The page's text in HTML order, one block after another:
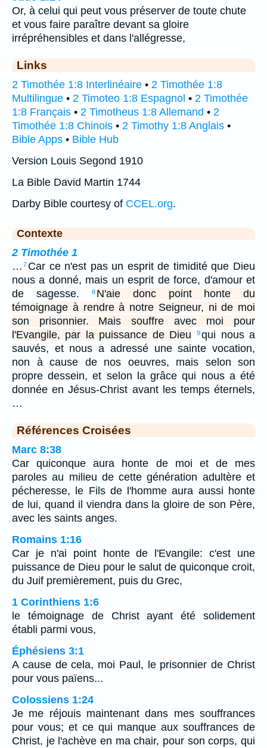
Or, à celui qui peut vous préserver de toute chute
et vous faire paraître devant sa gloire
irrépréhensibles et dans l'allégresse,
Links
2 Timothée 1:8 Interlinéaire • 2 Timothée 1:8
Multilingue • 2 Timoteo 1:8 Espagnol • 2 Timothée
1:8 Français • 2 Timotheus 1:8 Allemand • 2
Timothée 1:8 Chinois • 2 Timothy 1:8 Anglais •
Bible Apps • Bible Hub
Version Louis Segond 1910
La Bible David Martin 1744
Darby Bible courtesy of CCEL.org.
Contexte
2 Timothée 1
… 7 Car ce n'est pas un esprit de timidité que Dieu
nous a donné, mais un esprit de force, d'amour et
de sagesse.
8 N'aie donc point honte du
témoignage à rendre à notre Seigneur, ni de moi
son prisonnier. Mais souffre avec moi pour
l'Evangile, par la puissance de Dieu
9qui nous a
sauvés, et nous a adressé une sainte vocation,
non à cause de nos oeuvres, mais selon son
propre dessein, et selon la grâce qui nous a été
donnée en Jésus-Christ avant les temps éternels,
…
Références Croisées
Marc 8:38
Car quiconque aura honte de moi et de mes
paroles au milieu de cette génération adultère et
pécheresse, le Fils de l'homme aura aussi honte
de lui, quand il viendra dans la gloire de son Père,
avec les saints anges.
Romains 1:16
Car je n'ai point honte de l'Evangile: c'est une
puissance de Dieu pour le salut de quiconque croit,
du Juif premièrement, puis du Grec,
1 Corinthiens 1:6
le témoignage de Christ ayant été solidement
établi parmi vous,
Éphésiens 3:1
A cause de cela, moi Paul, le prisonnier de Christ
pour vous païens...
Colossiens 1:24
Je me réjouis maintenant dans mes souffrances
pour vous; et ce qui manque aux souffrances de
Christ, je l'achève en ma chair, pour son corps, qui